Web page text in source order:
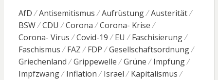
AfD Antisemitismus Aufrüstung
Austerität
BSW
CDU Corona
Corona- Krise
Corona- Virus
Covid-19 EU
Faschisierung
Faschismus
FAZ FDP
Gesellschaftsordnung
Griechenland
Grippewelle Grüne
Impfung
Impfzwang
Inflation Israel
Kapitalismus